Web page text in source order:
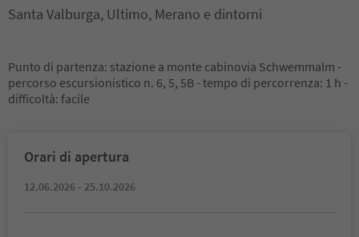
Santa Valburga, Ultimo, Merano e dintorni
Punto di partenza: stazione a monte cabinovia Schwemmalm -
percorso escursionistico n. 6, 5, 5B - tempo di percorrenza: 1 h -
difficoltà: facile
Orari di apertura
12.06.2026 - 25.10.2026